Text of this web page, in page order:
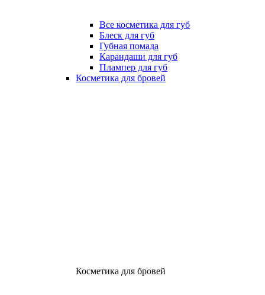
Все косметика для губ
Блеск для губ
Губная помада
Карандаши для губ
Плампер для губ
Косметика для бровей
Косметика для бровей